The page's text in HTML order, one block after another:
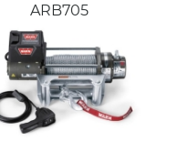
ARB705